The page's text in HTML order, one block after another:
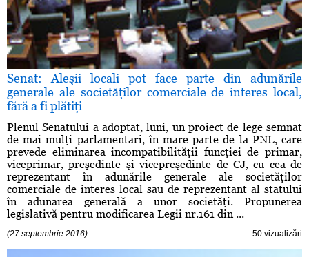
Senat: Aleşii locali pot face parte din adunările
generale ale societăţilor comerciale de interes local,
fără a fi plătiţi
Plenul Senatului a adoptat, luni, un proiect de lege semnat
de mai mulţi parlamentari, în mare parte de la PNL, care
prevede eliminarea incompatibilităţii funcţiei de primar,
viceprimar, preşedinte şi vicepreşedinte de CJ, cu cea de
reprezentant în adunările generale ale societăţilor
comerciale de interes local sau de reprezentant al statului
în adunarea generală a unor societăţi. Propunerea
legislativă pentru modificarea Legii nr.161 din ...
(27 septembrie 2016) 50 vizualizări